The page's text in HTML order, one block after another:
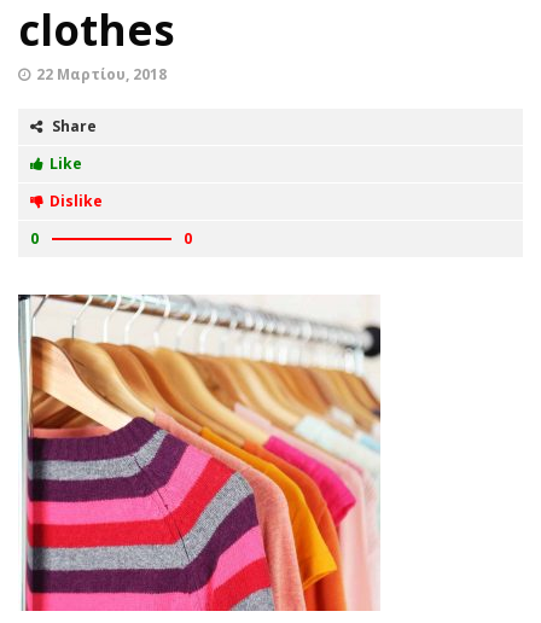
clothes
22 Μαρτίου, 2018
Share
Like
Dislike
0
0